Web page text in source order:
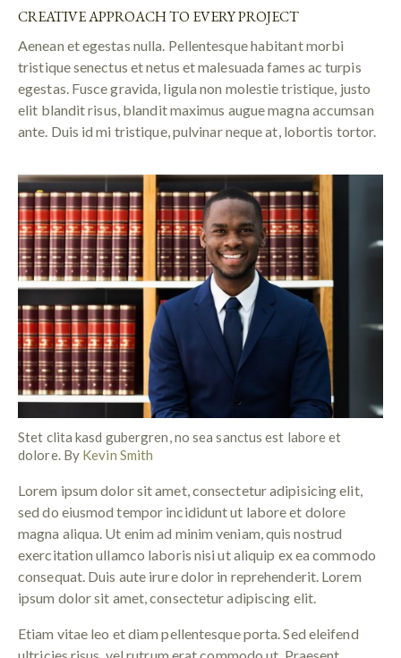
CREATIVE APPROACH TO EVERY PROJECT
Aenean et egestas nulla. Pellentesque habitant morbi
tristique senectus et netus et malesuada fames ac turpis
egestas. Fusce gravida, ligula non molestie tristique, justo
elit blandit risus, blandit maximus augue magna accumsan
ante. Duis id mi tristique, pulvinar neque at, lobortis tortor.
Stet clita kasd gubergren, no sea sanctus est labore et
dolore. By Kevin Smith
Lorem ipsum dolor sit amet, consectetur adipisicing elit,
sed do eiusmod tempor incididunt ut labore et dolore
magna aliqua. Ut enim ad minim veniam, quis nostrud
exercitation ullamco laboris nisi ut aliquip ex ea commodo
consequat. Duis aute irure dolor in reprehenderit. Lorem
ipsum dolor sit amet, consectetur adipiscing elit.
Etiam vitae leo et diam pellentesque porta. Sed eleifend